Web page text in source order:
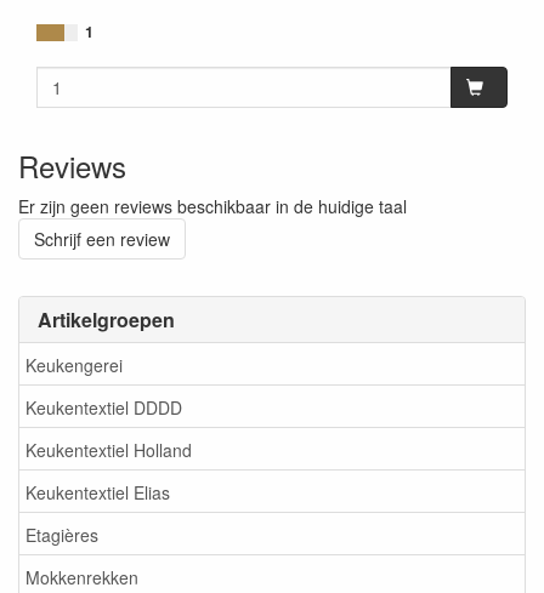
Artikelgroepen
Keukengerei
Keukentextiel DDDD
Keukentextiel Holland
Keukentextiel Elias
Etagières
Mokkenrekken
1
Reviews
Er zijn geen reviews beschikbaar in de huidige taal
Schrijf een review